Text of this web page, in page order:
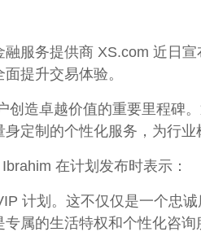
服务提供商 XS.com 近日
提升交易体验。
创造卓越价值的重要里程碑
定制的个性化服务，为行业
在计划发布时表示：
计划。这不仅仅是一个忠
属的生活特权和个性化咨